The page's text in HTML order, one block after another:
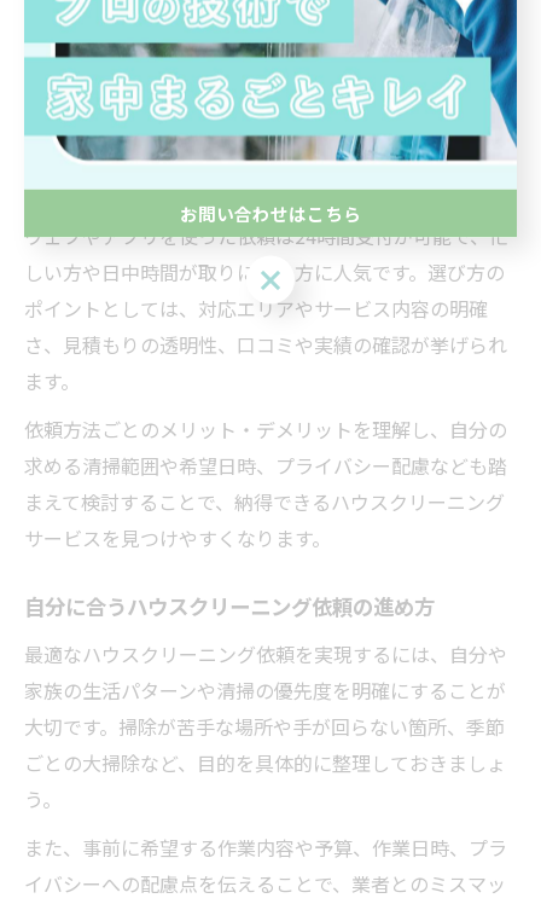
手段があります。それぞれの方法には利便性や対応スピ
ード、事前見積もりのしやすさなど特徴があり、利用者
のライフスタイルや希望に合わせて選ぶことが重要で
す。
例えば、電話依頼は相談しながら細かな要望を伝えやす
く、初めての方や高齢者にも安心感があります。一方、
ウェブやアプリを使った依頼は24時間受付が可能で、忙
しい方や日中時間が取りにくい方に人気です。選び方の
ポイントとしては、対応エリアやサービス内容の明確
さ、見積もりの透明性、口コミや実績の確認が挙げられ
ます。
依頼方法ごとのメリット・デメリットを理解し、自分の
求める清掃範囲や希望日時、プライバシー配慮なども踏
まえて検討することで、納得できるハウスクリーニング
サービスを見つけやすくなります。
自分に合うハウスクリーニング依頼の進め方
最適なハウスクリーニング依頼を実現するには、自分や
家族の生活パターンや清掃の優先度を明確にすることが
大切です。掃除が苦手な場所や手が回らない箇所、季節
ごとの大掃除など、目的を具体的に整理しておきましょ
う。
また、事前に希望する作業内容や予算、作業日時、プラ
イバシーへの配慮点を伝えることで、業者とのミスマッ
お問い合わせはこちら
お問い合わせはこちら